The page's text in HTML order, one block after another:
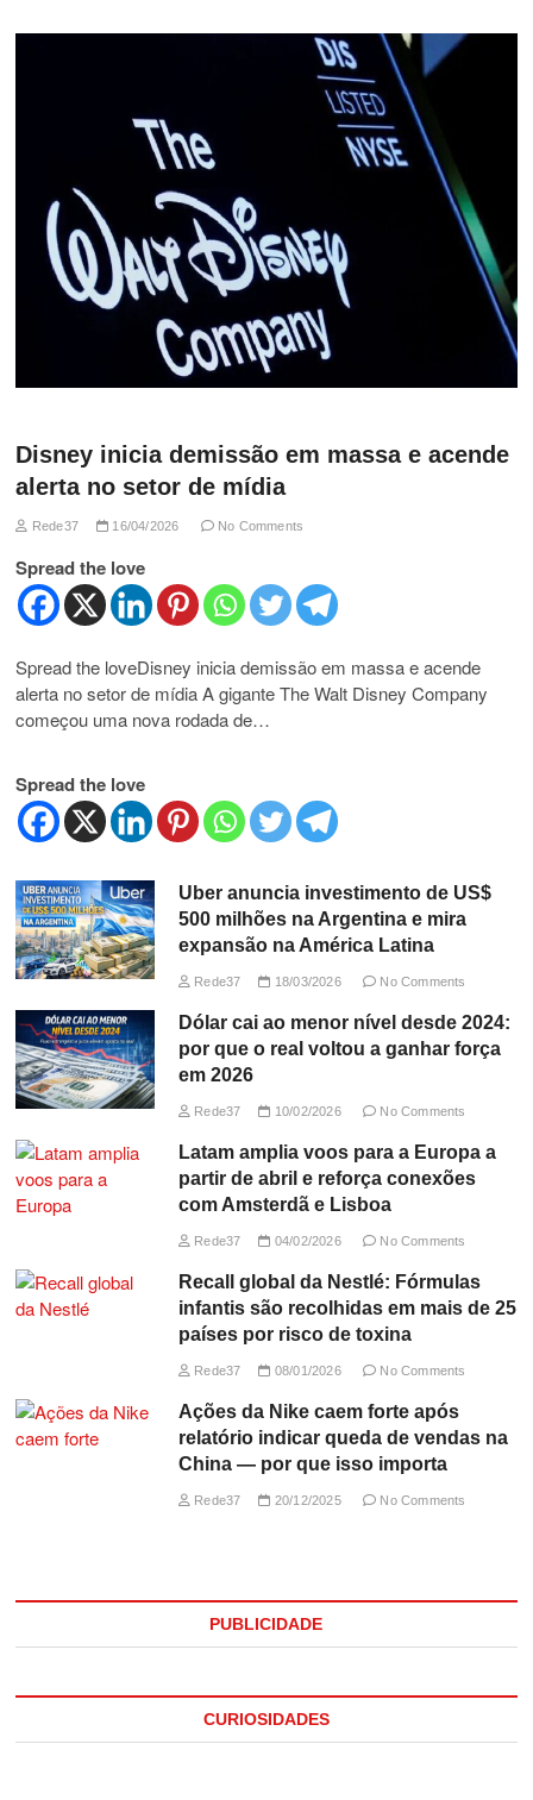
Disney inicia demissão em massa e acende
alerta no setor de mídia
Rede37 16/04/2026 No Comments
Spread the love
Spread the loveDisney inicia demissão em massa e acende
alerta no setor de mídia A gigante The Walt Disney Company
começou uma nova rodada de…
Spread the love
Uber anuncia investimento de US$
500 milhões na Argentina e mira
expansão na América Latina
Rede37 18/03/2026 No Comments
Dólar cai ao menor nível desde 2024:
por que o real voltou a ganhar força
em 2026
Rede37 10/02/2026 No Comments
Latam amplia voos para a Europa a
partir de abril e reforça conexões
com Amsterdã e Lisboa
Rede37 04/02/2026 No Comments
Recall global da Nestlé: Fórmulas
infantis são recolhidas em mais de 25
países por risco de toxina
Rede37 08/01/2026 No Comments
Ações da Nike caem forte após
relatório indicar queda de vendas na
China — por que isso importa
Rede37 20/12/2025 No Comments
PUBLICIDADE
CURIOSIDADES